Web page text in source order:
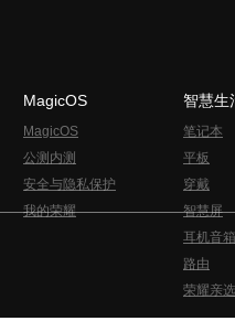
MagicOS
MagicOS
公测内测
安全与隐私保护
我的荣耀
智慧生
笔记本
平板
穿戴
智慧屏
耳机音箱
路由
荣耀亲选